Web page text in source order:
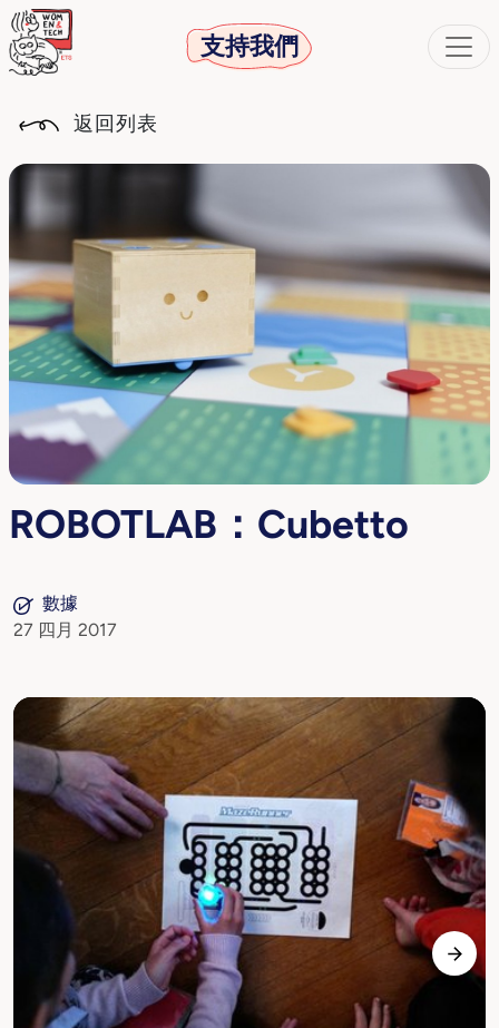
支持我們
返回列表
ROBOTLAB：Cubetto
數據
27 四月 2017
前面